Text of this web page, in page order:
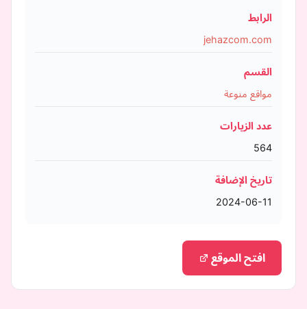
الرابط
jehazcom.com
القسم
مواقع منوعة
عدد الزيارات
564
تاريخ الإضافة
2024-06-11
افتح الموقع